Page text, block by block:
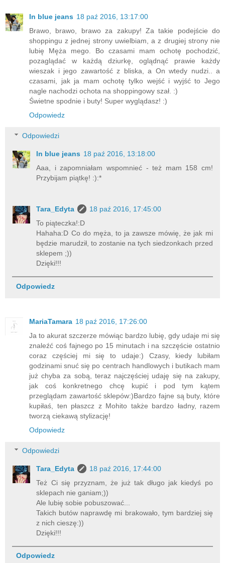
In blue jeans 18 paź 2016, 13:17:00
Brawo, brawo, brawo za zakupy! Za takie podejście do
shoppingu z jednej strony uwielbiam, a z drugiej strony nie
lubię Męża mego. Bo czasami mam ochotę pochodzić,
pozaglądać w każdą dziurkę, oglądnąć prawie każdy
wieszak i jego zawartość z bliska, a On wtedy nudzi.. a
czasami, jak ja mam ochotę tylko wejść i wyjść to Jego
nagle nachodzi ochota na shoppingowy szał. :)
Świetne spodnie i buty! Super wyglądasz! :)
Odpowiedz
Odpowiedzi
In blue jeans 18 paź 2016, 13:18:00
Aaa, i zapomniałam wspomnieć - też mam 158 cm!
Przybijam piątkę! :):*
Tara_Edyta
18 paź 2016, 17:45:00
To piąteczka!:D
Hahaha:D Co do męża, to ja zawsze mówię, że jak mi
będzie marudził, to zostanie na tych siedzonkach przed
sklepem ;))
Dzięki!!!
Odpowiedz
MariaTamara 18 paź 2016, 17:26:00
Ja to akurat szczerze mówiąc bardzo lubię, gdy udaje mi się
znaleźć coś fajnego po 15 minutach i na szczęście ostatnio
coraz częściej mi się to udaje:) Czasy, kiedy lubiłam
godzinami snuć się po centrach handlowych i butikach mam
już chyba za sobą, teraz najczęściej udaję się na zakupy,
jak coś konkretnego chcę kupić i pod tym kątem
przeglądam zawartość sklepów:)Bardzo fajne są buty, które
kupiłaś, ten płaszcz z Mohito także bardzo ładny, razem
tworzą ciekawą stylizację!
Odpowiedz
Odpowiedzi
Tara_Edyta
18 paź 2016, 17:44:00
Też Ci się przyznam, że już tak długo jak kiedyś po
sklepach nie ganiam;))
Ale lubię sobie pobuszować...
Takich butów naprawdę mi brakowało, tym bardziej się
z nich cieszę:))
Dzięki!!!
Odpowiedz